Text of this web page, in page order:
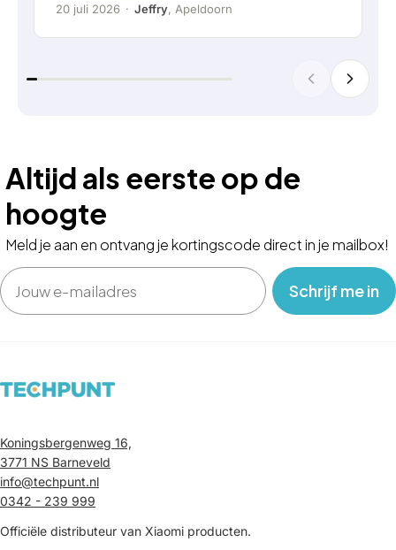
20 juli 2026 · Jeffry, Apeldoorn
Altijd als eerste op de
hoogte
Meld je aan en ontvang je kortingscode direct in je mailbox!
Email
‎ ‎ ‎ Schrijf me in‎ ‎ ‎ ‎
Koningsbergenweg 16,
3771 NS Barneveld
info@techpunt.nl
0342 - 239 999
Officiële distributeur van Xiaomi producten.